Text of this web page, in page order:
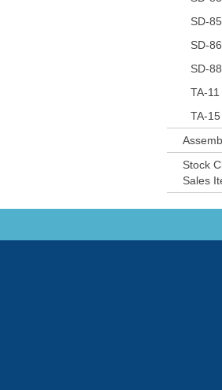
SD-85
SD-86
SD-88
TA-11
TA-15
Stock
Sales